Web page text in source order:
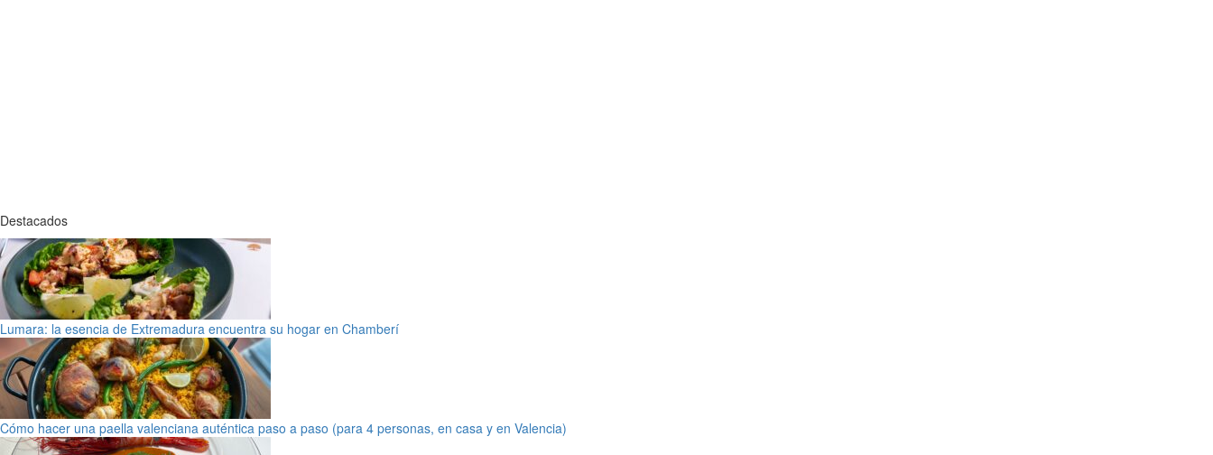
Destacados
Lumara: la esencia de Extremadura encuentra su hogar en Chamberí
Cómo hacer una paella valenciana auténtica paso a paso (para 4 personas, en casa y en Valencia)